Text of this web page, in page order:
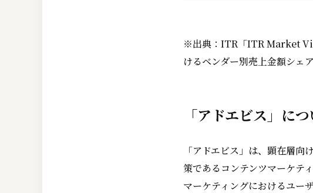
※出典：ITR「ITR Market
けるベンダー別売上金額シェ
「アドエビス」に
「アドエビス」は、顕在層
策であるコンテンツマーケテ
マーケティングにおけるユー